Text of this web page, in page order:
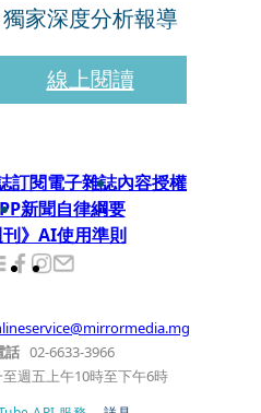
獨家深度分析報導
線上閱讀
訂閱電子雜誌內容授權
新聞自律綱要
刊》AI使用準則
話 02-6633-3966
週五上午10時至下午6時